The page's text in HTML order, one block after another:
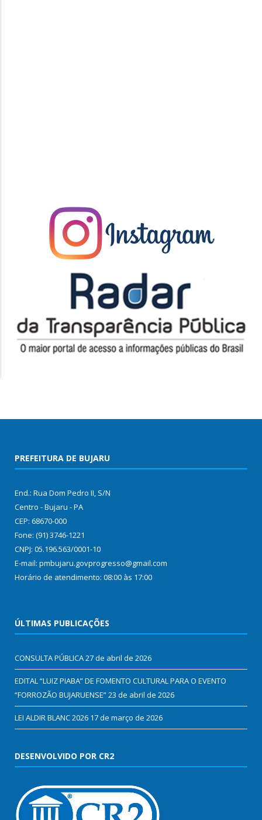
PREFEITURA DE BUJARU
End.: Rua Dom Pedro II, S/N
Centro - Bujaru - PA
CEP: 68670-000
Fone: (91) 3746-1221
CNPJ: 05.196.563/0001-10
E-mail: pmbujaru.govprogresso@gmail.com
Horário de atendimento: 08:00 às 17:00
ÚLTIMAS PUBLICAÇÕES
CONSULTA PÚBLICA27 de abril de 2026
EDITAL “LUIZ PIABA” DE FOMENTO CULTURAL PARA O EVENTO
“FORROZÃO BUJARUENSE”23 de abril de 2026
LEI ALDIR BLANC 2026 17 de março de 2026
DESENVOLVIDO POR CR2